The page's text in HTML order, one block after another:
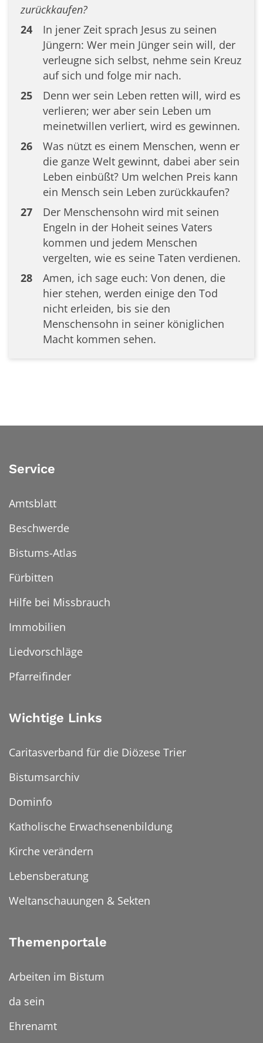
zurückkaufen?
24
In jener Zeit sprach Jesus zu seinen
Jüngern: Wer mein Jünger sein will, der
verleugne sich selbst, nehme sein Kreuz
auf sich und folge mir nach.
25
Denn wer sein Leben retten will, wird es
verlieren; wer aber sein Leben um
meinetwillen verliert, wird es gewinnen.
26
Was nützt es einem Menschen, wenn er
die ganze Welt gewinnt, dabei aber sein
Leben einbüßt? Um welchen Preis kann
ein Mensch sein Leben zurückkaufen?
27
Der Menschensohn wird mit seinen
Engeln in der Hoheit seines Vaters
kommen und jedem Menschen
vergelten, wie es seine Taten verdienen.
28
Amen, ich sage euch: Von denen, die
hier stehen, werden einige den Tod
nicht erleiden, bis sie den
Menschensohn in seiner königlichen
Macht kommen sehen.
Service
Amtsblatt
Beschwerde
Bistums-Atlas
Fürbitten
Hilfe bei Missbrauch
Immobilien
Liedvorschläge
Pfarreifinder
Wichtige Links
Caritasverband für die Diözese Trier
Bistumsarchiv
Dominfo
Katholische Erwachsenenbildung
Kirche verändern
Lebensberatung
Weltanschauungen & Sekten
Themenportale
Arbeiten im Bistum
da sein
Ehrenamt